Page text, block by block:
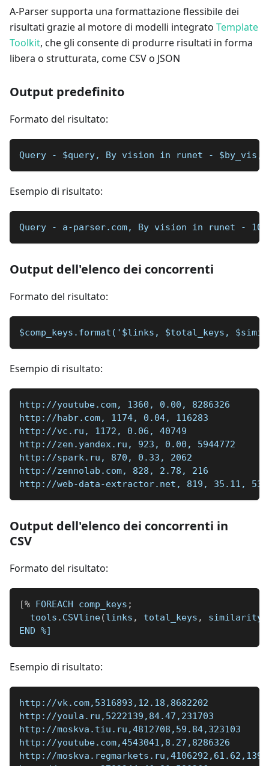
A-Parser supporta una formattazione flessibile dei
risultati grazie al motore di modelli integrato Template
Toolkit, che gli consente di produrre risultati in forma
libera o strutturata, come CSV o JSON
Output predefinito
Formato del risultato:
Query - $query, By vision in runet - $by_vis,
Esempio di risultato:
Query - a-parser.com, By vision in runet -
Output dell'elenco dei concorrenti
Formato del risultato:
$comp_keys.format('$links, $total_keys,
Esempio di risultato:
http://youtube.com, 1360, 0.00, 8286326
http://habr.com, 1174, 0.04, 116283
http://vc.ru, 1172, 0.06, 40749
http://zen.yandex.ru, 923, 0.00, 5944772
http://spark.ru, 870, 0.33, 2062
http://zennolab.com, 828, 2.78, 216
http://web-data-extractor.net, 819, 35.11, 53
Output dell'elenco dei concorrenti in
CSV
Formato del risultato:
[% FOREACH comp_keys ;
  tools
. CSVline(links , total_keys , similarity
END %]
Esempio di risultato:
http://vk.com,5316893,12.18,8682202
http://youla.ru,5222139,84.47,231703
http://moskva.tiu.ru,4812708,59.84,323103
http://youtube.com,4543041,8.27,8286326
http://